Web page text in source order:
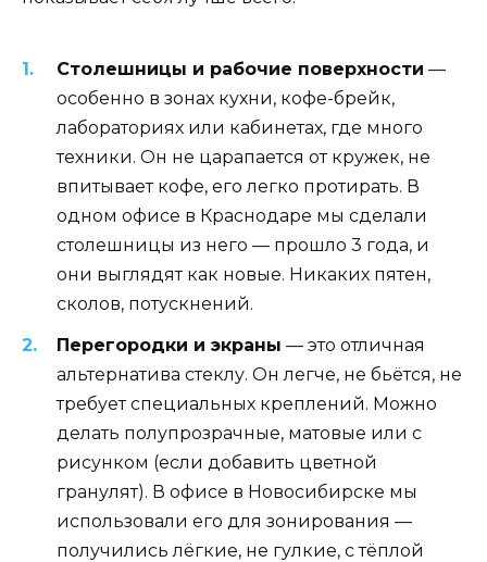
Столешницы и рабочие поверхности —
особенно в зонах кухни, кофе-брейк,
лабораториях или кабинетах, где много
техники. Он не царапается от кружек, не
впитывает кофе, его легко протирать. В
одном офисе в Краснодаре мы сделали
столешницы из него — прошло 3 года, и
они выглядят как новые. Никаких пятен,
сколов, потускнений.
Перегородки и экраны — это отличная
альтернатива стеклу. Он легче, не бьётся, не
требует специальных креплений. Можно
делать полупрозрачные, матовые или с
рисунком (если добавить цветной
гранулят). В офисе в Новосибирске мы
использовали его для зонирования —
получились лёгкие, не гулкие, с тёплой